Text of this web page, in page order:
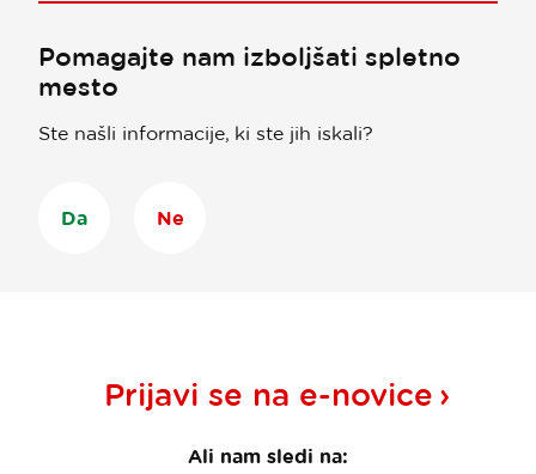
Pomagajte nam izboljšati spletno
mesto
Ste našli informacije, ki ste jih iskali?
Da Ne
Prijavi se na e-novice
Ali nam sledi na: